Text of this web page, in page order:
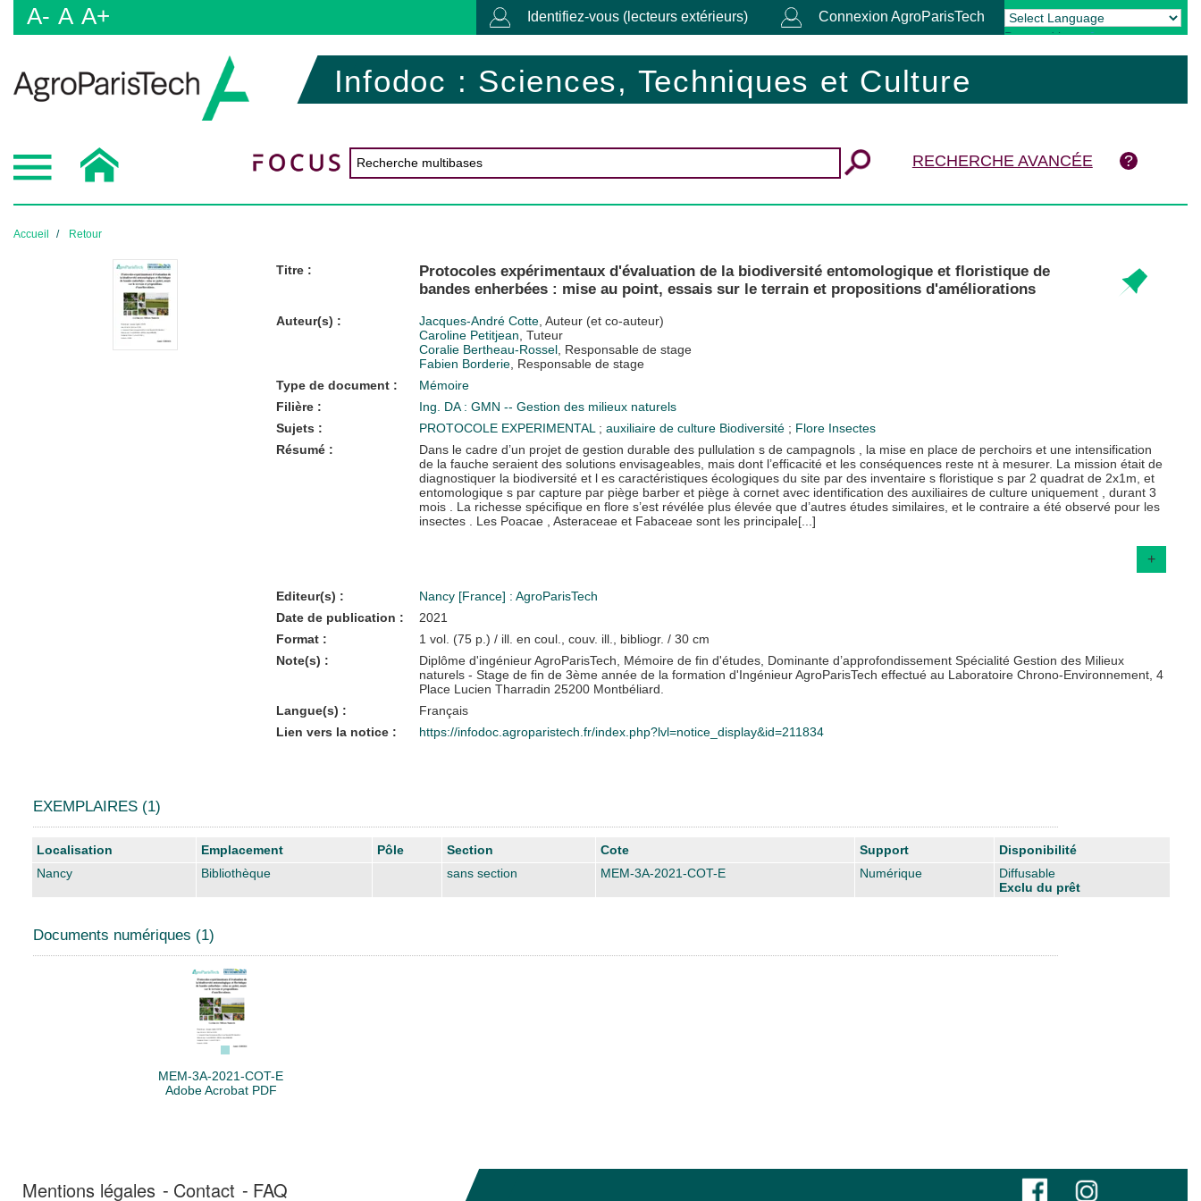
A- A A+ Identifiez-vous (lecteurs extérieurs) Connexion AgroParisTech
Powered by Translate
Infodoc : Sciences, Techniques et Culture
RECHERCHE AVANCÉE
Accueil Retour
Titre :
Protocoles expérimentaux d'évaluation de la biodiversité entomologique et floristique de
bandes enherbées : mise au point, essais sur le terrain et propositions d'améliorations
Auteur(s) : Jacques-André Cotte, Auteur (et co-auteur)
Caroline Petitjean , Tuteur
Coralie Bertheau-Rossel, Responsable de stage
Fabien Borderie, Responsable de stage
Type de document :
Mémoire
Filière :
Ing. DA : GMN -- Gestion des milieux naturels
Sujets :
PROTOCOLE EXPERIMENTAL ; auxiliaire de culture Biodiversité ; Flore Insectes
Résumé :
Dans le cadre d’un projet de gestion durable des pullulation s de campagnols , la mise en place de perchoirs et une intensification
de la fauche seraient des solutions envisageables, mais dont l’efficacité et les conséquences reste nt à mesurer. La mission était de
diagnostiquer la biodiversité et l es caractéristiques écologiques du site par des inventaire s floristique s par 2 quadrat de 2x1m, et
entomologique s par capture par piège barber et piège à cornet avec identification des auxiliaires de culture uniquement , durant 3
mois . La richesse spécifique en flore s’est révélée plus élevée que d’autres études similaires, et le contraire a été observé pour les
insectes . Les Poacae , Asteraceae et Fabaceae sont les principale[...]
+
Editeur(s) :
Nancy [France] : AgroParisTech
Date de publication :
2021
Format :
1 vol. (75 p.) / ill. en coul., couv. ill., bibliogr. / 30 cm
Note(s) :
Diplôme d'ingénieur AgroParisTech, Mémoire de fin d'études, Dominante d’approfondissement Spécialité Gestion des Milieux
naturels - Stage de fin de 3ème année de la formation d'Ingénieur AgroParisTech effectué au Laboratoire Chrono-Environnement, 4
Place Lucien Tharradin 25200 Montbéliard.
Langue(s) :
Français
Lien vers la notice :
https://infodoc.agroparistech.fr/index.php?lvl=notice_display&id=211834
EXEMPLAIRES (1)
Liste des exemplaires
Localisation Emplacement Pôle Section Cote Support
Disponibilité
Nancy
Bibliothèque sans section MEM-3A-2021-COT-E Numérique
Diffusable
Exclu du prêt
Documents numériques (1)
MEM-3A-2021-COT-E
Adobe Acrobat PDF
Mentions légales Contact FAQ